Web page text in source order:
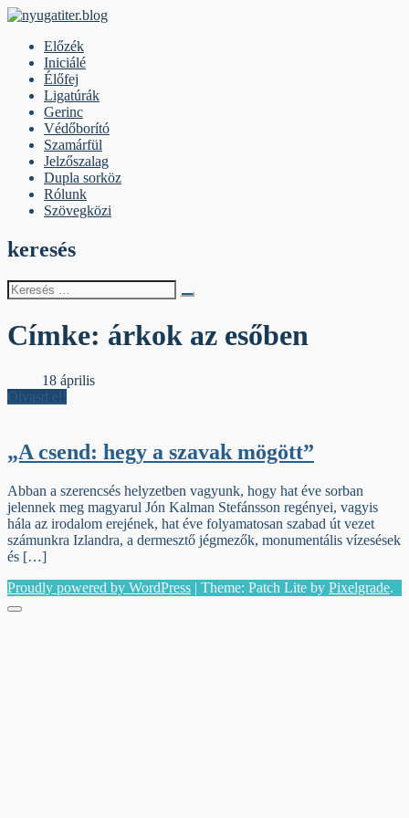
Skip
contentElőzék
Iniciálé
Élőfej
Ligatúrák
Gerinc
Védőborító
Szamárfül
Jelzőszalag
Dupla sorköz
Rólunk
Szövegközi
keresés
Keresés
erre:
Címke: árkok az esőben
18 április
Olvasd el!
„A csend: hegy a szavak mögött”
Abban a szerencsés helyzetben vagyunk, hogy hat éve sorban
jelennek meg magyarul Jón Kalman Stefánsson regényei, vagyis
hála az irodalom erejének, hat éve folyamatosan szabad út vezet
számunkra Izlandra, a dermesztő jégmezők, monumentális vízesések
és […]
Proudly powered by WordPress | Theme: Patch Lite by Pixelgrade.
Menu